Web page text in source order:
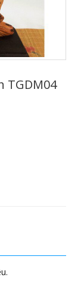
TGDM04